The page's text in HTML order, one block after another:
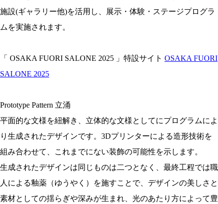
施設(ギャラリー他)を活用し、展示・体験・ステージプログラ
ムを実施されます。
「 OSAKA FUORI SALONE 2025 」特設サイト OSAKA FUORI
SALONE 2025
Prototype Pattern 立涌
平面的な文様を紐解き、立体的な文様としてにプログラムによ
り生成されたデザインです。3Dプリンターによる造形技術を
組み合わせて、これまでにない装飾の可能性を示します。
生成されたデザインは同じものは二つとなく、最終工程では職
人による釉薬（ゆうやく）を施すことで、デザインの美しさと
素材としての揺らぎや深みが生まれ、光のあたり方によって豊